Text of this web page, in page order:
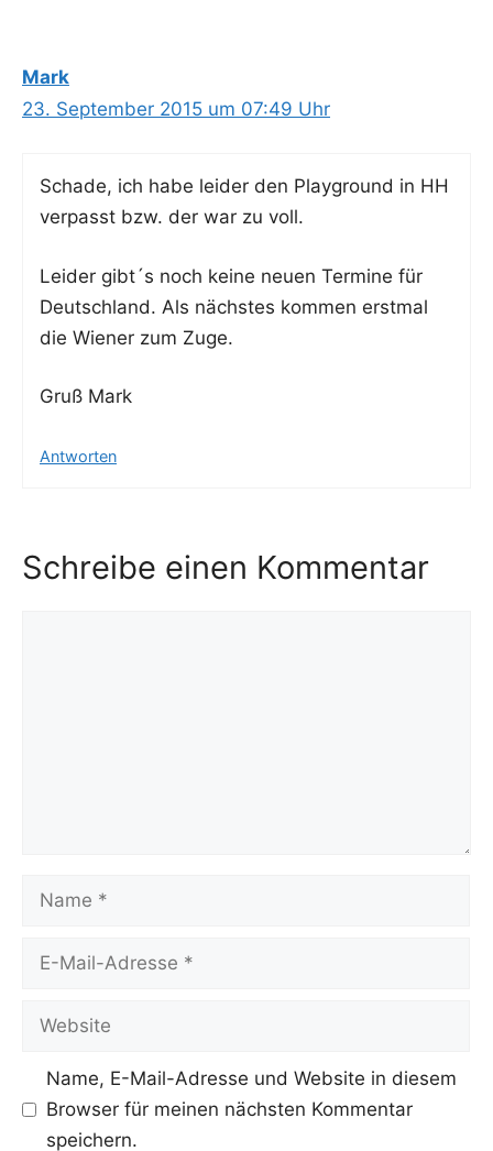
Mark
23. September 2015 um 07:49 Uhr
Scha­de, ich habe lei­der den Play­ground in HH
ver­passt bzw. der war zu voll.
Lei­der gibt´s noch kei­ne neu­en Ter­mi­ne für
Deutsch­land. Als nächs­tes kom­men erst­mal
die Wie­ner zum Zuge.
Gruß Mark
Antworten
Schreibe einen Kommentar
Name
Adresse
Website
Name, E-Mail-Adresse und Website in diesem
Browser für meinen nächsten Kommentar
speichern.